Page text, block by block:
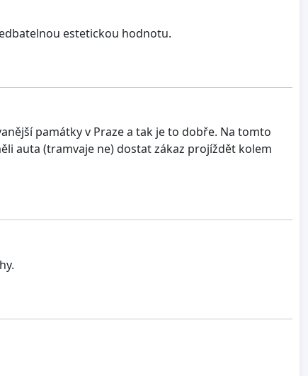
estetickou hodnotu.
památky v Praze a tak je to dobře. Na tomto
auta (tramvaje ne) dostat zákaz projíždět kolem